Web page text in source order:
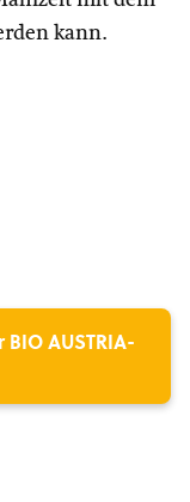
kann.
AUSTRIA-